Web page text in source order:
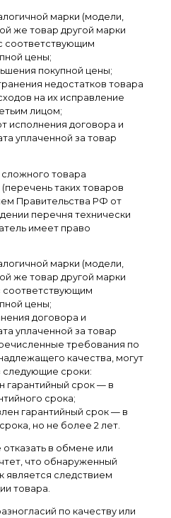
марки (модели,
же товар другой марки
соответствующим
цены;
покупной цены;
недостатков товара
на их исправление
лицом;
исполнения договора и
уплаченной за товар
товара
таких товаров
Правительства РФ от
перечня технически
имеет право
марки (модели,
же товар другой марки
соответствующим
цены;
договора и
уплаченной за товар
требования по
качества, могут
следующие сроки:
гарантийный срок — в
срока;
гарантийный срок — в
но не более 2 лет.
в обмене или
что обнаруженный
является следствием
товара.
по качеству или